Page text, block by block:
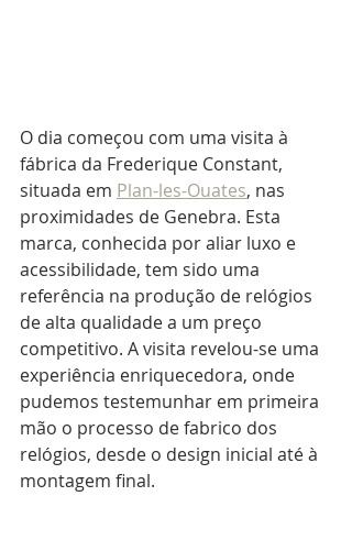
O dia começou com uma visita à
fábrica da Frederique Constant,
situada em Plan-les-Ouates, nas
proximidades de Genebra. Esta
marca, conhecida por aliar luxo e
acessibilidade, tem sido uma
referência na produção de relógios
de alta qualidade a um preço
competitivo. A visita revelou-se uma
experiência enriquecedora, onde
pudemos testemunhar em primeira
mão o processo de fabrico dos
relógios, desde o design inicial até à
montagem final.